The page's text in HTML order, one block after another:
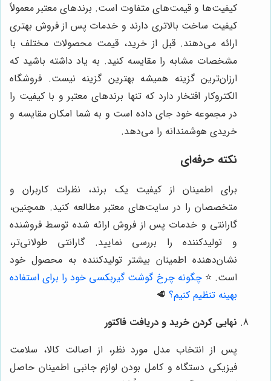
کیفیت‌ها و قیمت‌های متفاوت است. برندهای معتبر معمولاً
کیفیت ساخت بالاتری دارند و خدمات پس از فروش بهتری
ارائه می‌دهند. قبل از خرید، قیمت محصولات مختلف با
مشخصات مشابه را مقایسه کنید. به یاد داشته باشید که
ارزان‌ترین گزینه همیشه بهترین گزینه نیست. فروشگاه
الکتروکار افتخار دارد که تنها برندهای معتبر و با کیفیت را
در مجموعه خود جای داده است و به شما امکان مقایسه و
خریدی هوشمندانه را می‌دهد.
نکته حرفه‌ای
برای اطمینان از کیفیت یک برند، نظرات کاربران و
متخصصان را در سایت‌های معتبر مطالعه کنید. همچنین،
گارانتی و خدمات پس از فروش ارائه شده توسط فروشنده
و تولیدکننده را بررسی نمایید. گارانتی طولانی‌تر،
نشان‌دهنده اطمینان بیشتر تولیدکننده به محصول خود
است. ⭐️ چگونه چرخ گوشت گیربکسی خود را برای استفاده
بهینه تنظیم کنیم؟ 🥩
نهایی کردن خرید و دریافت فاکتور
پس از انتخاب مدل مورد نظر، از اصالت کالا، سلامت
فیزیکی دستگاه و کامل بودن لوازم جانبی اطمینان حاصل